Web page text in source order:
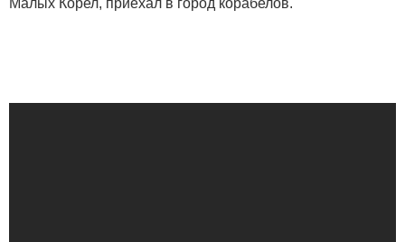
Малых Корел, приехал в город корабелов.